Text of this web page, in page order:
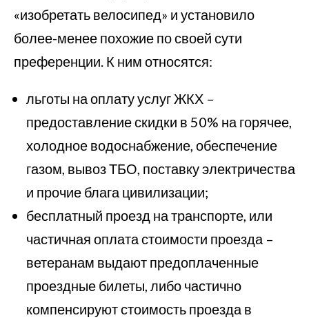
«изобретать велосипед» и установило
более-менее похожие по своей сути
преференции. К ним относятся:
льготы на оплату услуг ЖКХ –
предоставление скидки в 50% на горячее,
холодное водоснабжение, обеспечение
газом, вывоз ТБО, поставку электричества
и прочие блага цивилизации;
бесплатный проезд на транспорте, или
частичная оплата стоимости проезда –
ветеранам выдают предоплаченные
проездные билеты, либо частично
компенсируют стоимость проезда в